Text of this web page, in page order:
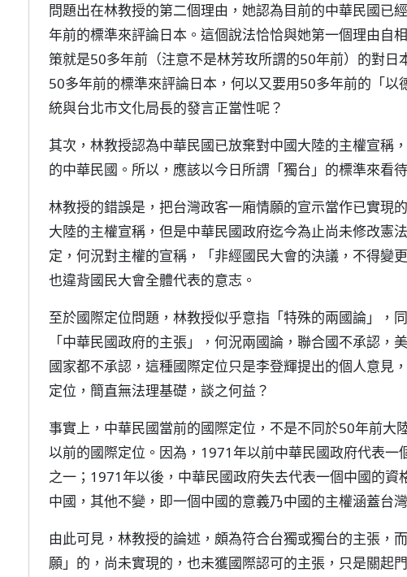
問題出在林教授的第二個理由，她認為目前的中華民國已
年前的標準來評論日本。這個說法恰恰與她第一個理由自
策就是50多年前（注意不是林芳玫所謂的50年前）的對
50多年前的標準來評論日本，何以又要用50多年前的「
統與台北市文化局長的發言正當性呢？
其次，林教授認為中華民國已放棄對中國大陸的主權宣稱
的中華民國。所以，應該以今日所謂「獨台」的標準來看
林教授的錯誤是，把台灣政客一廂情願的宣示當作已實現
大陸的主權宣稱，但是中華民國政府迄今為止尚未修改憲
定，何況對主權的宣稱，「非經國民大會的決議，不得變
也違背國民大會全體代表的意志。
至於國際定位問題，林教授似乎意指「特殊的兩國論」，
「中華民國政府的主張」，何況兩國論，聯合國不承認，
國家都不承認，這種國際定位只是李登輝提出的個人意見
定位，簡直無法理基礎，談之何益？
事實上，中華民國當前的國際定位，不是不同於50年前大
以前的國際定位。因為，1971年以前中華民國政府代表一
之一；1971年以後，中華民國政府失去代表一個中國的資
中國，其他不變，即一個中國的意義乃中國的主權涵蓋台
由此可見，林教授的論述，頗為符合台獨或獨台的主張，
願」的，尚未實現的，也未獲國際認可的主張，只是關起